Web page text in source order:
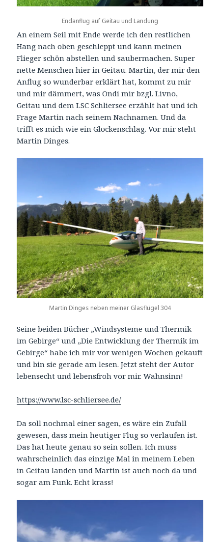
Endanflug auf Geitau und Landung
An einem Seil mit Ende werde ich den restlichen
Hang nach oben geschleppt und kann meinen
Flieger schön abstellen und saubermachen. Super
nette Menschen hier in Geitau. Martin, der mir den
Anflug so wunderbar erklärt hat, kommt zu mir
und mir dämmert, was Ondi mir bzgl. Livno,
Geitau und dem LSC Schliersee erzählt hat und ich
Frage Martin nach seinem Nachnamen. Und da
trifft es mich wie ein Glockenschlag. Vor mir steht
Martin Dinges.
Martin Dinges neben meiner Glasflügel 304
Seine beiden Bücher „Windsysteme und Thermik
im Gebirge“ und „Die Entwicklung der Thermik im
Gebirge“ habe ich mir vor wenigen Wochen gekauft
und bin sie gerade am lesen. Jetzt steht der Autor
lebensecht und lebensfroh vor mir. Wahnsinn!
https://www.lsc-schliersee.de/
Da soll nochmal einer sagen, es wäre ein Zufall
gewesen, dass mein heutiger Flug so verlaufen ist.
Das hat heute genau so sein sollen. Ich muss
wahrscheinlich das einzige Mal in meinem Leben
in Geitau landen und Martin ist auch noch da und
sogar am Funk. Echt krass!